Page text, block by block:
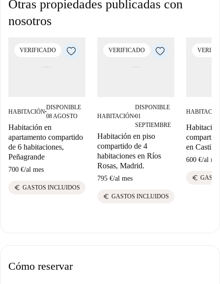
Otras propiedades publicadas con
nosotros
VERIFICADO
HABITACIÓN■
DISPONIBLE
08 AGOSTO
Habitación en
apartamento compartido
de 6 habitaciones,
Peñagrande
700 €/al mes
euro GASTOS INCLUIDOS
VERIFICADO
HABITACIÓN■
DISPONIBLE
01
SEPTIEMBRE
Habitación en piso
compartido de 4
habitaciones en Ríos
Rosas, Madrid.
795 €/al mes
euro GASTOS INCLUIDOS
en
600 €/al
euro
Cómo reservar